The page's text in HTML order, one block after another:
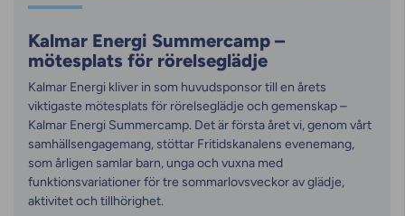
Kalmar Energi Summercamp –
mötesplats för rörelseglädje
Kalmar Energi kliver in som huvudsponsor till en årets
viktigaste mötesplats för rörelseglädje och gemenskap –
Kalmar Energi Summercamp. Det är första året vi, genom vårt
samhällsengagemang, stöttar Fritidskanalens evenemang,
som årligen samlar barn, unga och vuxna med
funktionsvariationer för tre sommarlovsveckor av glädje,
aktivitet och tillhörighet.